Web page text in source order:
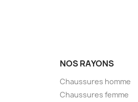
NOS RAYONS
Chaussures homme
Chaussures femme